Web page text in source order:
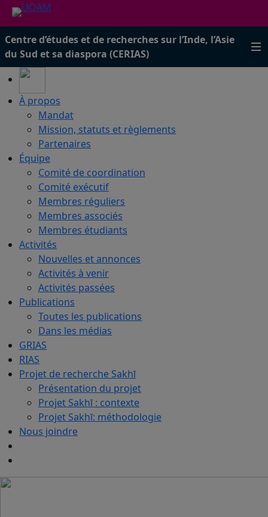
Centre d’études et de recherches sur l’Inde, l’Asie
du Sud et sa diaspora (CERIAS)
À propos
Mandat
Mission, statuts et règlements
Partenaires
Équipe
Comité de coordination
Comité exécutif
Membres réguliers
Membres associés
Membres étudiants
Activités
Nouvelles et annonces
Activités à venir
Activités passées
Publications
Toutes les publications
Dans les médias
GRIAS
RIAS
Projet de recherche Sakhī
Présentation du projet
Projet Sakhī : contexte
Projet Sakhī: méthodologie
Nous joindre